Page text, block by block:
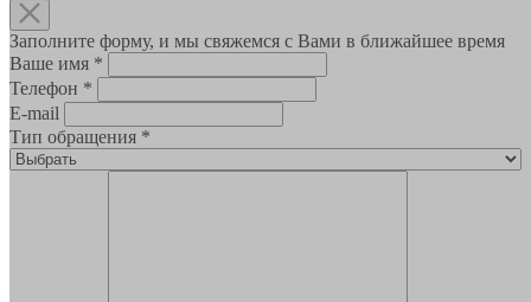
Заполните форму, и мы свяжемся с Вами в ближайшее время
Ваше имя *
Телефон *
E-mail
Тип обращения *